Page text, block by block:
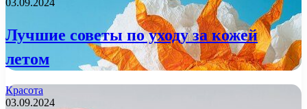
03.09.2024
Лучшие советы по уходу за кожей
летом
Красота
03.09.2024